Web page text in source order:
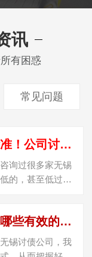
讯
有困惑
常见问题
无锡讨债公司收费标准！公司讨债是怎么收费？
询过很多家无锡
的，甚至低过
我们无锡讨债公司有哪些有效的讨债技巧
锡讨债公司，我